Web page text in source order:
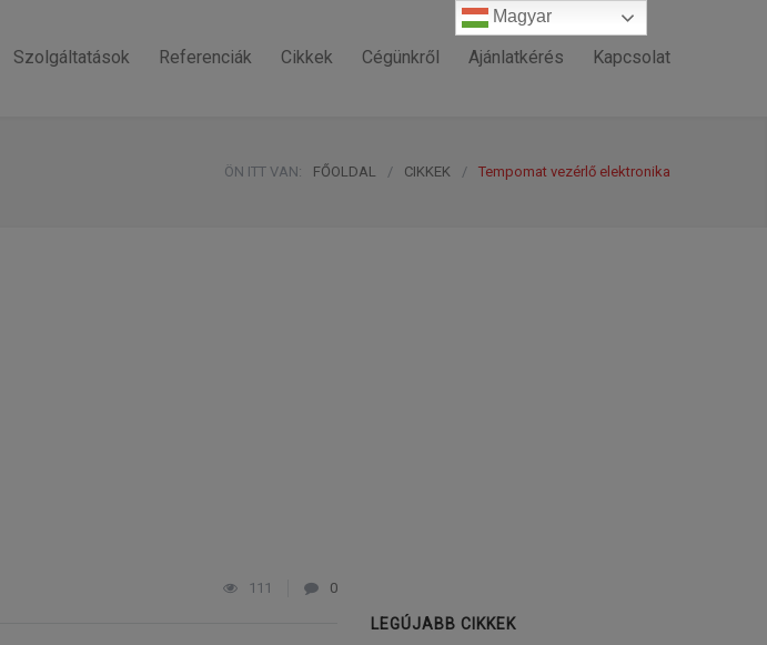
Szolgáltatások Referenciák Cikkek Cégünkről Ajánlatkérés Kapcsolat
ÖN ITT VAN: FŐOLDAL / CIKKEK / Tempomat vezérlő elektronika
111 0
LEGÚJABB CIKKEK
Magyar